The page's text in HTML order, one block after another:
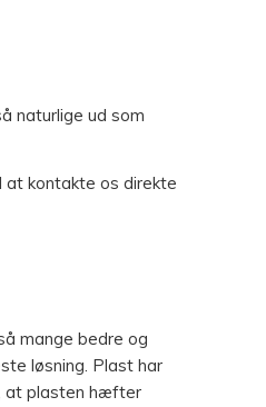
naturlige ud som
at kontakte os direkte
mange bedre og
løsning. Plast har
at plasten hæfter